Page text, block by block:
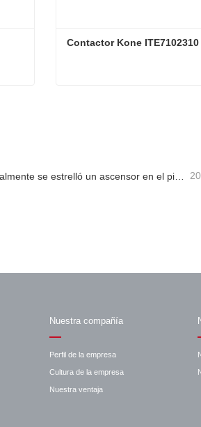
Contactor Kone ITE7102310
¿Realmente se estrelló un ascensor en el piso 40?
Nuestra compañía
Perfil de la empresa
Cultura de la empresa
Nuestra ventaja